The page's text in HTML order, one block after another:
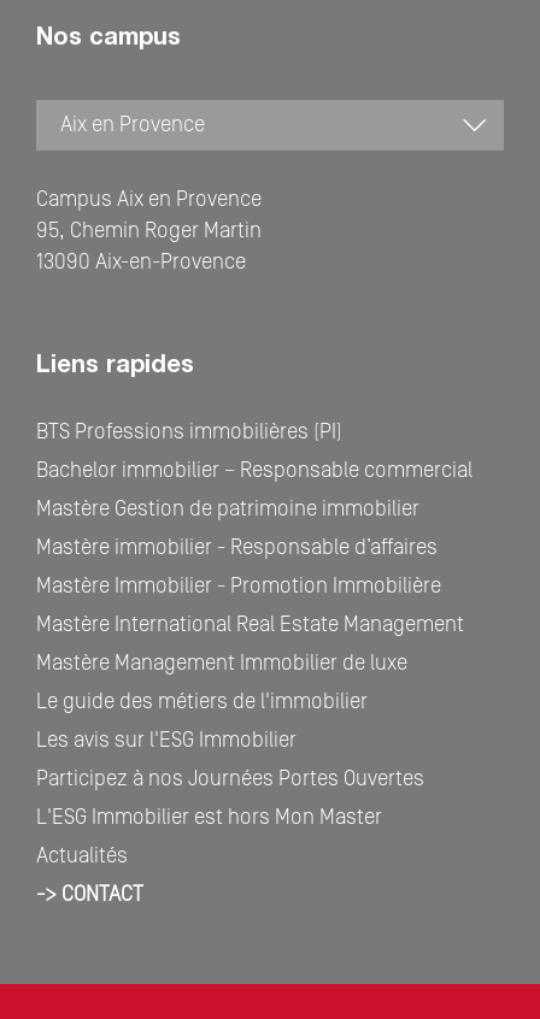
Nos campus
Campus Aix en Provence
95, Chemin Roger Martin
13090 Aix-en-Provence
Liens rapides
BTS Professions immobilières (PI)
Bachelor immobilier – Responsable commercial
Mastère Gestion de patrimoine immobilier
Mastère immobilier - Responsable d’affaires
Mastère Immobilier - Promotion Immobilière
Mastère International Real Estate Management
Mastère Management Immobilier de luxe
Le guide des métiers de l'immobilier
Les avis sur l'ESG Immobilier
Participez à nos Journées Portes Ouvertes
L'ESG Immobilier est hors Mon Master
Actualités
-> CONTACT